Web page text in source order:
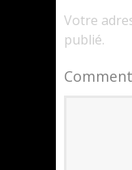
Votre
publié.